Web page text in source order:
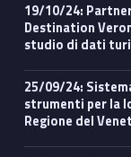
19/10/24: Partnership con DMO Dolomiti Bellunesi e
Destination
studio di dati
25/09/24: Sistema economico e legalità, regole e
strumenti per la
Regione del